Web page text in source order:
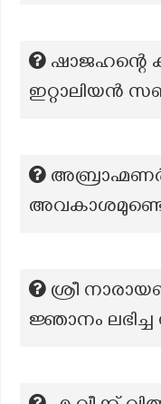
ഷാജഹന്റെ
ഇറ്റാലിയൻ
ശ്രീ
ജ്ഞാനം